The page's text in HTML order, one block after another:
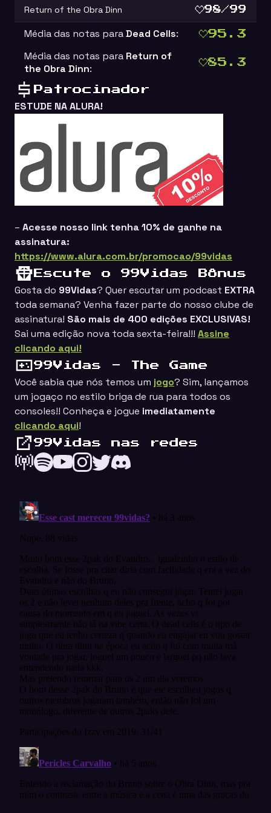
Return of the Obra Dinn 98/99
Média das notas paraDead Cells: 95.3
Média das notas para Return of
the Obra Dinn: 85.3
Patrocinador
ESTUDE NA ALURA!
– Acesse nosso link tenha 10% de ganhe na
assinatura:
https://www.alura.com.br/promocao/99vidas
Escute o 99Vidas Bônus
Gosta do 99Vidas? Quer escutar um podcast EXTRA
toda semana? Venha fazer parte do nosso clube de
assinatura! São mais de 400 edições EXCLUSIVAS!
Sai uma edição nova toda sexta-feira!!! Assine
clicando aqui!
99Vidas - The Game
Você sabia que nós temos um jogo? Sim, lançamos
um jogaço no estilo briga de rua para todos os
consoles!! Conheça e jogue imediatamente
clicando aqui!
99Vidas nas redes